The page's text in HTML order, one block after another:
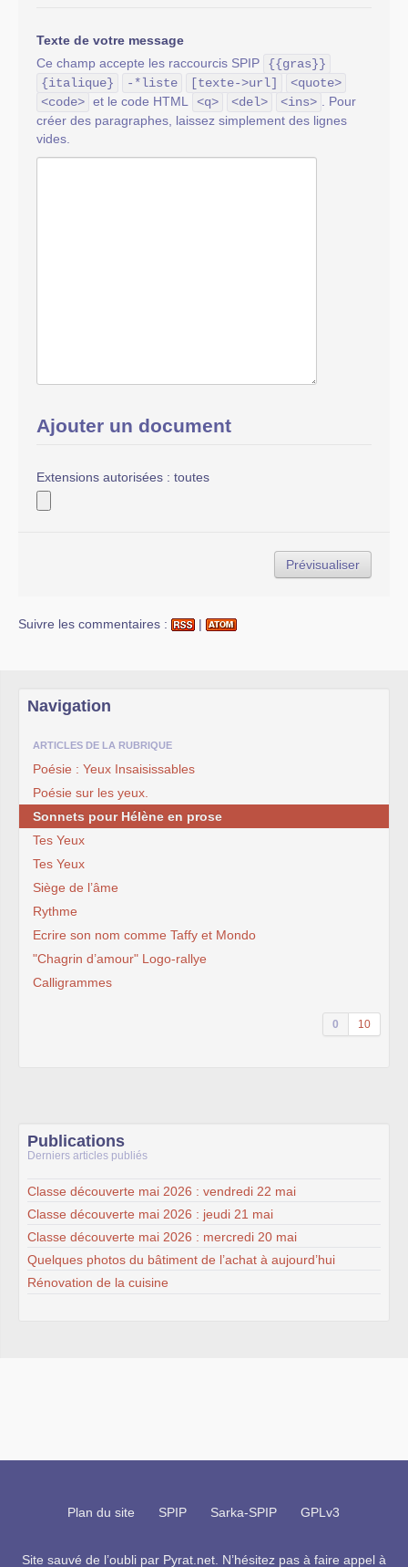
Texte de votre message
Ce champ accepte les raccourcis SPIP
{{gras}}
{italique}
-*liste [texte->url]
<quote>
<code> et le code HTML <q> <del> <ins>
. Pour
créer des paragraphes, laissez simplement des lignes
vides.
Ajouter un document
Extensions autorisées : toutes
Suivre les commentaires : |
Navigation
ARTICLES DE LA RUBRIQUE
Poésie : Yeux Insaisissables
Poésie sur les yeux.
Sonnets pour Hélène en prose
Tes Yeux
Tes Yeux
Siège de l’âme
Rythme
Ecrire son nom comme Taffy et Mondo
"Chagrin d’amour" Logo-rallye
Calligrammes
0 10
Publications
Derniers articles publiés
Classe découverte mai 2026 : vendredi 22 mai
Classe découverte mai 2026 : jeudi 21 mai
Classe découverte mai 2026 : mercredi 20 mai
Quelques photos du bâtiment de l’achat à aujourd’hui
Rénovation de la cuisine
Plan du site SPIP Sarka-SPIP GPLv3
Site sauvé de l’oubli par Pyrat.net . N’hésitez pas à faire appel à